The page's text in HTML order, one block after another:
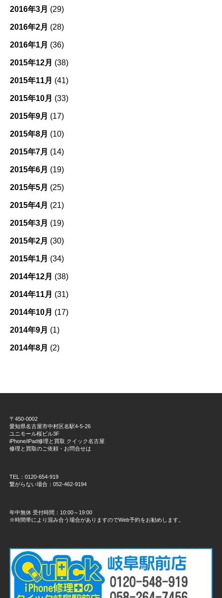
2016年3月 (29)
2016年2月 (28)
2016年1月 (36)
2015年12月 (38)
2015年11月 (41)
2015年10月 (33)
2015年9月 (17)
2015年8月 (10)
2015年7月 (14)
2015年6月 (19)
2015年5月 (25)
2015年4月 (21)
2015年3月 (19)
2015年2月 (30)
2015年1月 (34)
2014年12月 (38)
2014年11月 (31)
2014年10月 (17)
2014年9月 (1)
2014年8月 (2)
〒450-0002
愛知県名古屋市中村区名駅4-5-26
ユニモール桜ビル3F
iPhone/iPad修理と買取 クイック名古屋
修理と買取のご依頼・お問合せは
TEL：0120-654-919
繋がらない場合：052-462-9194
年中無休 受付時間：10:00～19:00
※時間帯により混み合う場合がありますのでWeb予約をお勧めします。